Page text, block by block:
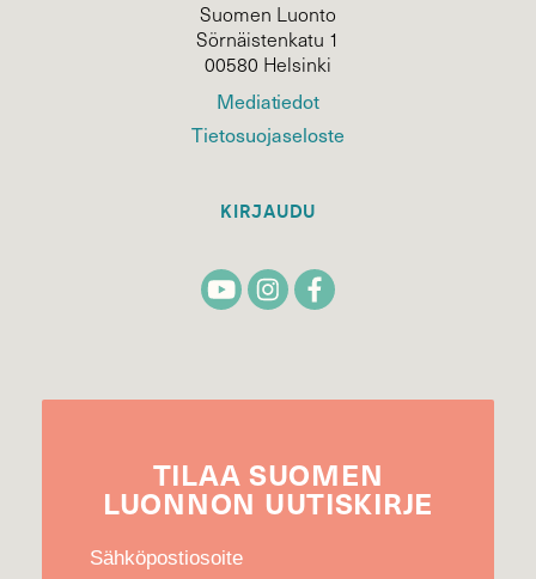
Suomen Luonto
Sörnäistenkatu 1
00580 Helsinki
Mediatiedot
Tietosuojaseloste
KIRJAUDU
TILAA SUOMEN
LUONNON UUTIS­KIRJE
Sähköpostiosoite